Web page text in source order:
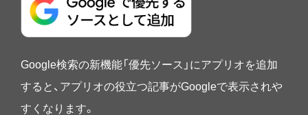
Google検索の新機能「優先ソース」にアプリオを追加
すると、アプリオの役立つ記事がGoogleで表示されや
すくなります。